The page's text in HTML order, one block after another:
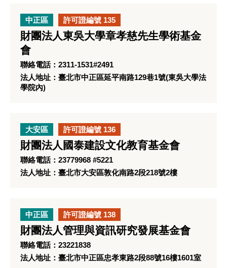
中正區 許可證編號 135
財團法人東吳大學章孝慈先生學術基金
會
聯絡電話：2311-1531#2491
法人地址：臺北市中正區延平南路129巷1號(東吳大學法
學院內)
大安區 許可證編號 136
財團法人國泰建設文化教育基金會
聯絡電話：23779968 #5221
法人地址：臺北市大安區敦化南路2段218號2樓
中正區 許可證編號 138
財團法人管理與資訊研究發展基金會
聯絡電話：23221838
法人地址：臺北市中正區忠孝東路2段88號16樓1601室